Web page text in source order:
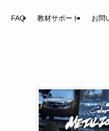
FAQ 教材サポート お問